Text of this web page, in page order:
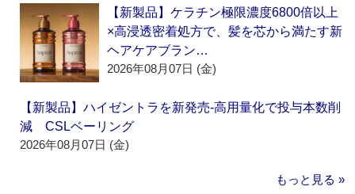
【新製品】ケラチン極限濃度6800倍以上
×高浸透密着処方で、髪を芯から満たす新
ヘアケアブラン…
2026年08月07日 (金)
【新製品】ハイゼントラを新発売‐高用量化で投与本数削
減 CSLベーリング
2026年08月07日 (金)
もっと見る »